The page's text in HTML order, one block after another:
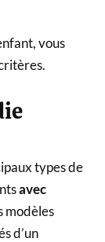
vous
types de
avec
modèles
d’un